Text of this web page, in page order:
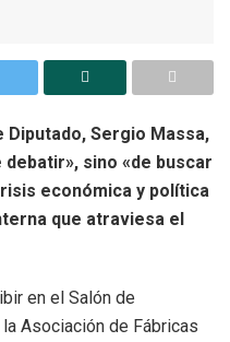
Diputado, Sergio Massa,
sino «de buscar
económica y política
que atraviesa el
en el Salón de
Asociación de Fábricas